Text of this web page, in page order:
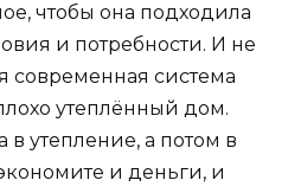
чтобы она подходила
и потребности. И не
современная система
утеплённый дом.
в утепление, а потом в
и деньги, и